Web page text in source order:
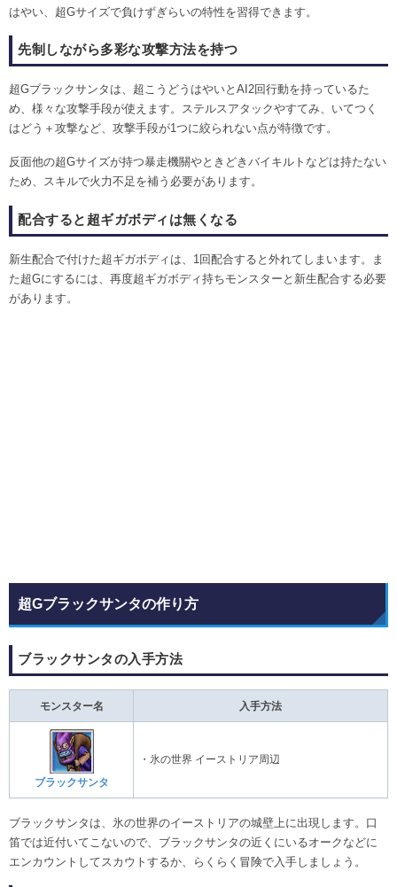
はやい、超Gサイズで負けずぎらいの特性を習得できます。
先制しながら多彩な攻撃方法を持つ
超Gブラックサンタは、超こうどうはやいとAI2回行動を持っているた
め、様々な攻撃手段が使えます。ステルスアタックやすてみ、いてつく
はどう＋攻撃など、攻撃手段が1つに絞られない点が特徴です。
反面他の超Gサイズが持つ暴走機關やときどきバイキルトなどは持たない
ため、スキルで火力不足を補う必要があります。
配合すると超ギガボディは無くなる
新生配合で付けた超ギガボディは、1回配合すると外れてしまいます。ま
た超Gにするには、再度超ギガボディ持ちモンスターと新生配合する必要
があります。
超Gブラックサンタの作り方
ブラックサンタの入手方法
モンスター名 入手方法
ブラックサンタ
・氷の世界 イーストリア周辺
ブラックサンタは、氷の世界のイーストリアの城壁上に出現します。口
笛では近付いてこないので、ブラックサンタの近くにいるオークなどに
エンカウントしてスカウトするか、らくらく冒険で入手しましょう。